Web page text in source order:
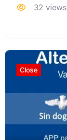
32 views
Close